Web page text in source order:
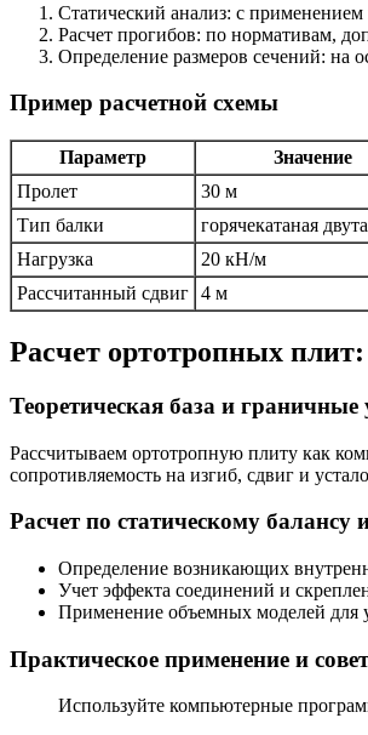
Статический анализ: с
Расчет прогибов: по нормативам,
Определение размеров сечений: на
Пример расчетной схемы
Параметр Значение
Пролет
30 м
Тип балки
горячекатаная
Нагрузка
20 кН/м
Рассчитанный сдвиг 4 м
Расчет ортотропных
Теоретическая база и граничные
Рассчитываем ортотропную плиту как
сопротивляемость на изгиб, сдвиг и
Расчет по статическому
Определение возникающих
Учет эффекта соединений и
Применение объемных моделей для
Практическое применение и
Используйте компьютерные